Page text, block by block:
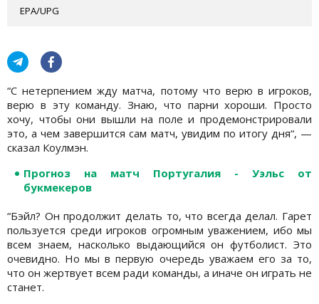
EPA/UPG
“С нетерпением жду матча, потому что верю в игроков,
верю в эту команду. Знаю, что парни хороши. Просто
хочу, чтобы они вышли на поле и продемонстрировали
это, а чем завершится сам матч, увидим по итогу дня“, —
сказал Коулмэн.
Прогноз на матч Португалия - Уэльс от
букмекеров
“Бэйл? Он продолжит делать то, что всегда делал. Гарет
пользуется среди игроков огромным уважением, ибо мы
всем знаем, насколько выдающийся он футболист. Это
очевидно. Но мы в первую очередь уважаем его за то,
что он жертвует всем ради команды, а иначе он играть не
станет.